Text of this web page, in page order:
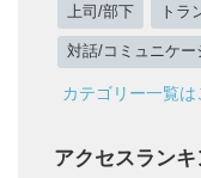
上司/部下 トラ
対話/コミュニケー
カテゴリー一覧は
アクセスランキ